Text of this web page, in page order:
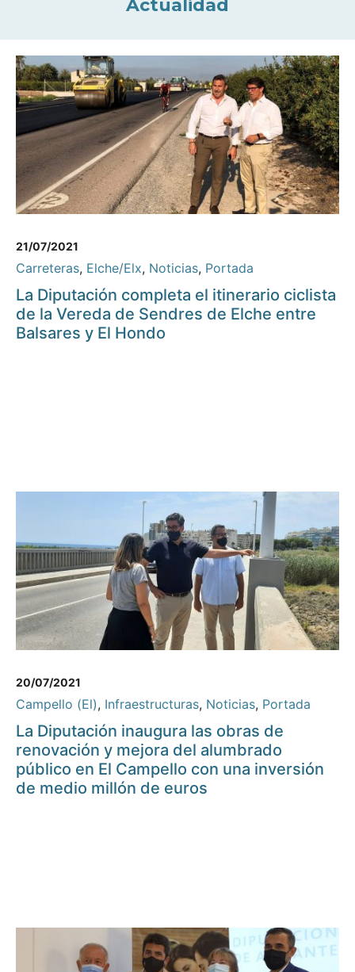
Actualidad
21/07/2021
Carreteras, Elche/Elx, Noticias, Portada
La Diputación completa el itinerario ciclista
de la Vereda de Sendres de Elche entre
Balsares y El Hondo
20/07/2021
Campello (El), Infraestructuras, Noticias, Portada
La Diputación inaugura las obras de
renovación y mejora del alumbrado
público en El Campello con una inversión
de medio millón de euros